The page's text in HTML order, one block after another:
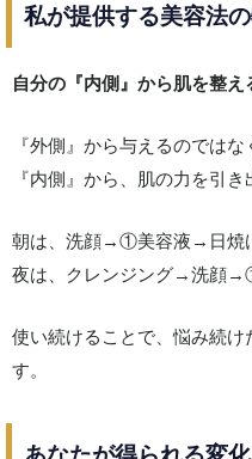
私が提供する美容法
自分の『内側』から肌を整え
『外側』から与えるのではな
『内側』から、肌の力を引き
朝は、洗顔→①美容液→日焼
夜は、クレンジング→洗顔
使い続けることで、悩み続け
す。